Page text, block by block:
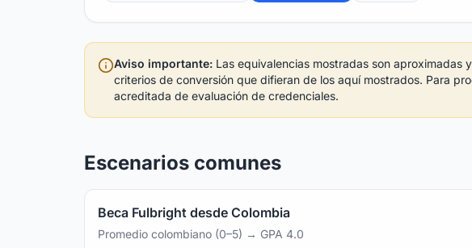
Aviso importante: Las equivalencias mostradas son
criterios de conversión que difieran de los aquí mostrados. Para
acreditada de evaluación de credenciales.
Escenarios comunes
Beca Fulbright desde Colombia
Promedio colombiano (0–5) → GPA 4.0